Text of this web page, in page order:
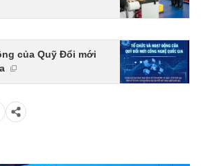
của Quỹ Đổi mới